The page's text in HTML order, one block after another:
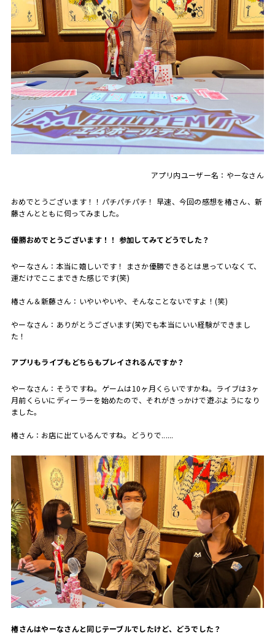
アプリ内ユーザー名：やーなさん
おめでとうございます！！パチパチパチ！ 早速、今回の感想を椿さん、新
藤さんとともに伺ってみました。
――優勝おめでとうございます！！ 参加してみてどうでした？
やーなさん：本当に嬉しいです！ まさか優勝できるとは思っていなくて、
運だけでここまできた感じです(笑)
椿さん＆新藤さん：いやいやいや、そんなことないですよ！(笑)
やーなさん：ありがとうございます(笑)でも本当にいい経験ができまし
た！
――アプリもライブもどちらもプレイされるんですか？
やーなさん：そうですね。ゲームは10ヶ月くらいですかね。ライブは3ヶ
月前くらいにディーラーを始めたので、それがきっかけで遊ぶようになり
ました。
椿さん：お店に出ているんですね。どうりで......
――椿さんはやーなさんと同じテーブルでしたけど、どうでした？